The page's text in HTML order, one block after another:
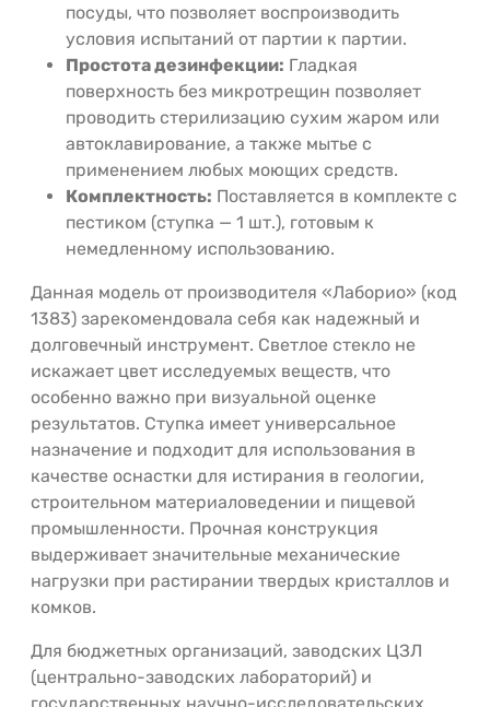
посуды, что позволяет воспроизводить
условия испытаний от партии к партии.
Простота дезинфекции: Гладкая
поверхность без микротрещин позволяет
проводить стерилизацию сухим жаром или
автоклавирование, а также мытье с
применением любых моющих средств.
Комплектность: Поставляется в комплекте с
пестиком (ступка — 1 шт.), готовым к
немедленному использованию.
Данная модель от производителя «Лаборио» (код
1383) зарекомендовала себя как надежный и
долговечный инструмент. Светлое стекло не
искажает цвет исследуемых веществ, что
особенно важно при визуальной оценке
результатов. Ступка имеет универсальное
назначение и подходит для использования в
качестве оснастки для истирания в геологии,
строительном материаловедении и пищевой
промышленности. Прочная конструкция
выдерживает значительные механические
нагрузки при растирании твердых кристаллов и
комков.
Для бюджетных организаций, заводских ЦЗЛ
(центрально-заводских лабораторий) и
государственных научно-исследовательских